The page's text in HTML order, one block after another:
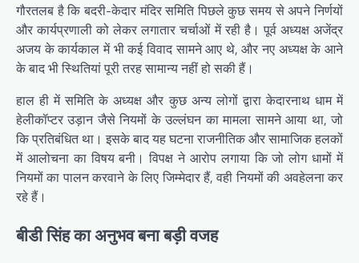
गौरतलब है कि बदरी-केदार मंदिर समिति पिछले कुछ समय से अपने निर्णयों
और कार्यप्रणाली को लेकर लगातार चर्चाओं में रही है। पूर्व अध्यक्ष अजेंद्र
अजय के कार्यकाल में भी कई विवाद सामने आए थे, और नए अध्यक्ष के आने
के बाद भी स्थितियां पूरी तरह सामान्य नहीं हो सकी हैं।
हाल ही में समिति के अध्यक्ष और कुछ अन्य लोगों द्वारा केदारनाथ धाम में
हेलीकॉप्टर उड़ान जैसे नियमों के उल्लंघन का मामला सामने आया था, जो
कि प्रतिबंधित था। इसके बाद यह घटना राजनीतिक और सामाजिक हलकों
में आलोचना का विषय बनी। विपक्ष ने आरोप लगाया कि जो लोग धामों में
नियमों का पालन करवाने के लिए जिम्मेदार हैं, वही नियमों की अवहेलना कर
रहे हैं।
बीडी सिंह का अनुभव बना बड़ी वजह